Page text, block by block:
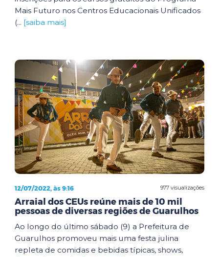
Mais Futuro nos Centros Educacionais Unificados
(... [saiba mais]
977 visualizações
12/07/2022, às 9:16
Arraial dos CEUs reúne mais de 10 mil
pessoas de diversas regiões de Guarulhos
Ao longo do último sábado (9) a Prefeitura de
Guarulhos promoveu mais uma festa julina
repleta de comidas e bebidas típicas, shows,